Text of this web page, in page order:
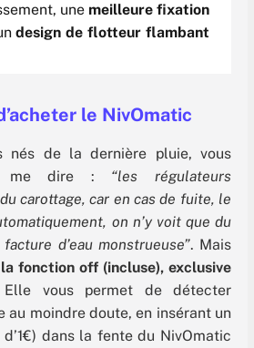
une meilleure fixation
design de flotteur flambant
le NivOmatic
nés de la dernière pluie, vous
me dire : “les régulateurs
carottage, car en cas de fuite, le
on n’y voit que du
d’eau monstrueuse”. Mais
la fonction off (incluse), exclusive
vous permet de détecter
moindre doute, en insérant un
dans la fente du NivOmatic